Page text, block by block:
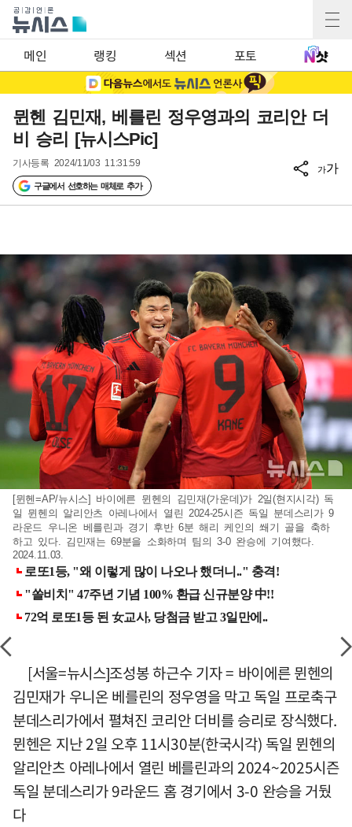
메인 랭킹 섹션 포토
뮌헨 김민재, 베를린 정우영과의 코리안 더
비 승리 [뉴시스Pic]
기사등록 2024/11/03 11:31:59
구글에서 선호하는 매체로 추가
가가
[뮌헨=AP/뉴시스] 바이에른 뮌헨의 김민재(가운데)가 2일(현지시각) 독
일 뮌헨의 알리안츠 아레나에서 열린 2024-25시즌 독일 분데스리가 9
라운드 우니온 베를린과 경기 후반 6분 해리 케인의 쐐기 골을 축하
하고 있다. 김민재는 69분을 소화하며 팀의 3-0 완승에 기여했다.
2024.11.03.
[서울=뉴시스]조성봉 하근수 기자 = 바이에른 뮌헨의
김민재가 우니온 베를린의 정우영을 막고 독일 프로축구
분데스리가에서 펼쳐진 코리안 더비를 승리로 장식했다.
뮌헨은 지난 2일 오후 11시30분(한국시각) 독일 뮌헨의
알리안츠 아레나에서 열린 베를린과의 2024~2025시즌
독일 분데스리가 9라운드 홈 경기에서 3-0 완승을 거뒀
다